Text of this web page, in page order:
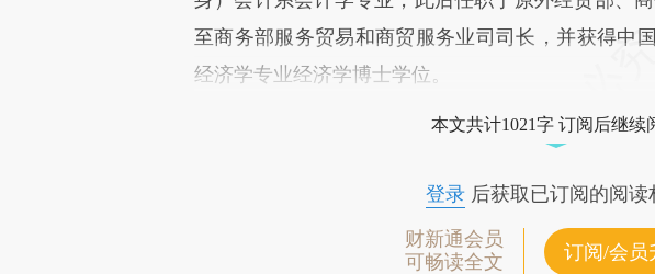
至商务部服务贸易和商贸服务业司司长，并获得中
经济学专业经济学博士学位。
本文共计1021字 订阅后继续
登录后获取已订阅的阅读
财新通会员
可畅读全文
订阅/会员